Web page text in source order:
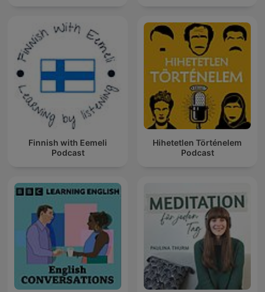
Finnish with Eemeli
Podcast
Hihetetlen Történelem
Podcast